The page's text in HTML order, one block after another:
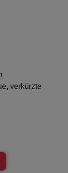
verkürzte